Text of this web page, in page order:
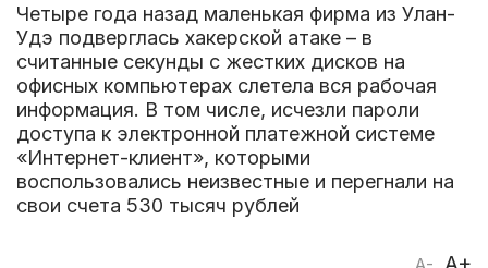
Четыре года назад маленькая фирма из Улан-
Удэ подверглась хакерской атаке – в
считанные секунды с жестких дисков на
офисных компьютерах слетела вся рабочая
информация. В том числе, исчезли пароли
доступа к электронной платежной системе
«Интернет-клиент», которыми
воспользовались неизвестные и перегнали на
свои счета 530 тысяч рублей